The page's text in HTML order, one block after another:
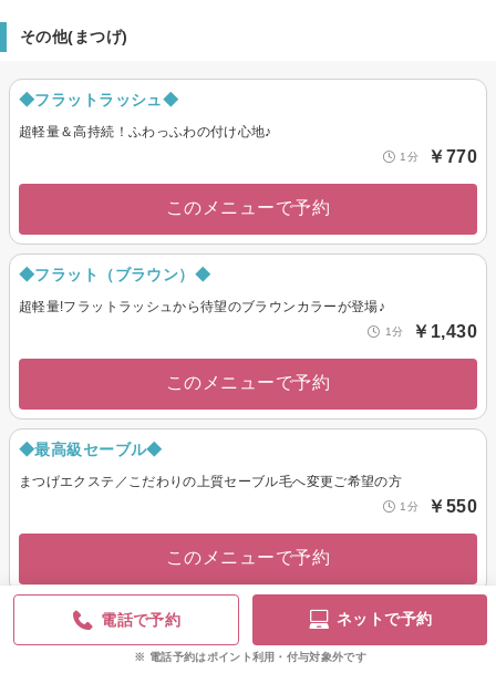
その他(まつげ)
◆フラットラッシュ◆
超軽量＆高持続！ふわっふわの付け心地♪
1分 ￥770
このメニューで予約
◆フラット（ブラウン）◆
超軽量!フラットラッシュから待望のブラウンカラーが登場♪
1分 ￥1,430
このメニューで予約
◆最高級セーブル◆
まつげエクステ／こだわりの上質セーブル毛へ変更ご希望の方
1分 ￥550
このメニューで予約
◆美容液入り低刺激グルー◆
美容液成分配合の自まつ毛に優しい低刺激グルー♪
電話で予約 ネットで予約
電話予約はポイント利用・付与対象外です